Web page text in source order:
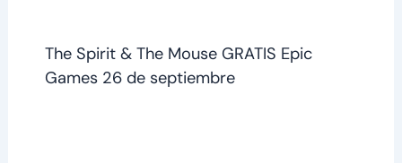
The Spirit & The Mouse GRATIS Epic
Games 26 de septiembre